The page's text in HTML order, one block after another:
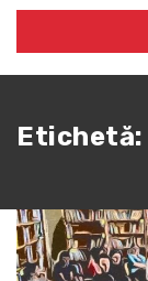
Etichetă: